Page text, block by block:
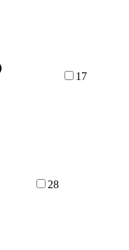
17
28